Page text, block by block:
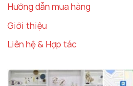
Mô hình thuyền buồm để
Hướng dẫn mua hàng
Giới thiệu
Liên hệ & Hợp tác